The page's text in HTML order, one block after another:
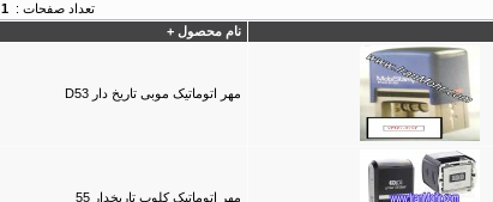
تعداد صفحات : 1
نام محصول +
مهر اتوماتیک موبی تاریخ دار D53
مهر اتوماتیک کلوپ تاریخدار 55